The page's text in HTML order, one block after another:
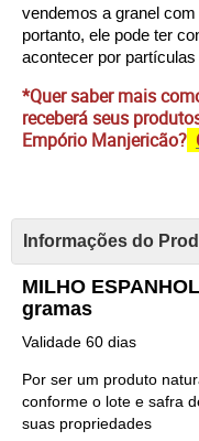
vendemos a granel
portanto, ele pode ter
acontecer por
*Quer saber mais
receberá seus
Empório Manjericão?
Informações do
MILHO
gramas
Validade 60 dias
Por ser um produto
conforme o lote e safra
suas propriedades